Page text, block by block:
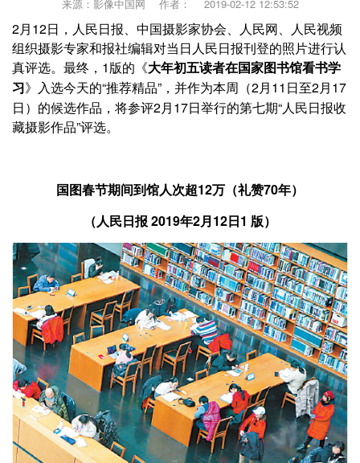
来源：影像中国网 作者： 2019-02-12 12:53:52
2月12日，人民日报、中国摄影家协会、人民网、人民视频
组织摄影专家和报社编辑对当日人民日报刊登的照片进行认
真评选。最终，1版的《大年初五读者在国家图书馆看书学
习 》入选今天的“推荐精品”，并作为本周（2月11日至2月17
日）的候选作品，将参评2月17日举行的第七期“人民日报收
藏摄影作品”评选。
国图春节期间到馆人次超12万（礼赞70年）
（人民日报2019年2月12日1 版）